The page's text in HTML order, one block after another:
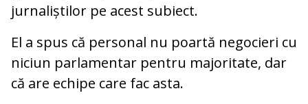
jurnaliștilor pe acest subiect.
El a spus că personal nu poartă negocieri cu
niciun parlamentar pentru majoritate, dar
că are echipe care fac asta.